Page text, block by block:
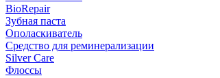
BioRepair
Зубная паста
Ополаскиватель
Средство для реминерализации
Silver Care
Флоссы